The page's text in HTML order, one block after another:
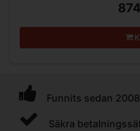
Funnits sedan 2008
Säkra